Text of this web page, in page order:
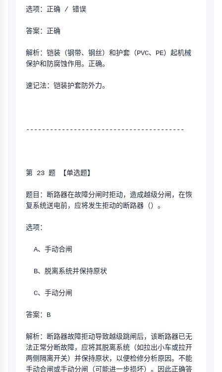
选项：正确 / 错误
答案：正确
解析：铠装（钢带、钢丝）和护套（PVC、PE）起机械
保护和防腐蚀作用。正确。
速记法：铠装护套防外力。
----------------------------------------
第 23 题 【单选题】
题目：断路器在故障分闸时拒动，造成越级分闸，在恢
复系统送电前，应将发生拒动的断路器（）。
选项：
  A、手动合闸
  B、脱离系统并保持原状
  C、手动分闸
答案：B
解析：断路器故障拒动导致越级跳闸后，该断路器已无
法正常分断故障，应将其脱离系统（如拉出小车或拉开
两侧隔离开关）并保持原状，以便检修分析原因。不能
手动合闸或手动分闸（可能进一步损坏）。因此正确答